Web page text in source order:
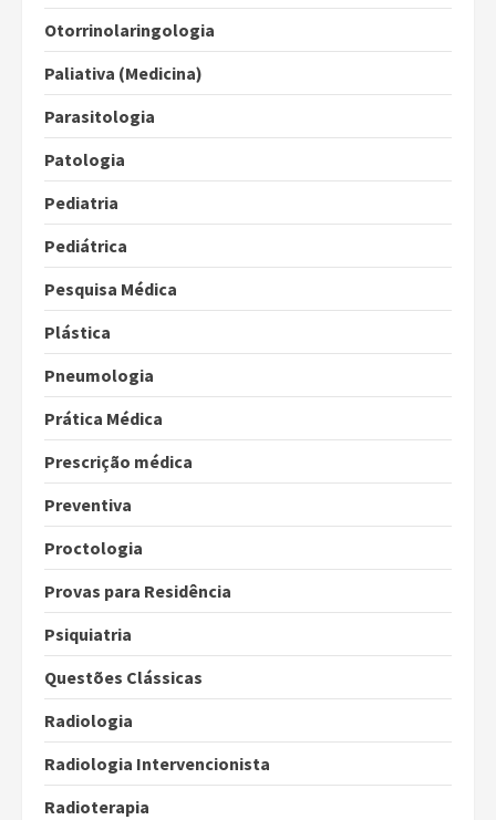
Otorrinolaringologia
Paliativa (Medicina)
Parasitologia
Patologia
Pediatria
Pediátrica
Pesquisa Médica
Plástica
Pneumologia
Prática Médica
Prescrição médica
Preventiva
Proctologia
Provas para Residência
Psiquiatria
Questões Clássicas
Radiologia
Radiologia Intervencionista
Radioterapia